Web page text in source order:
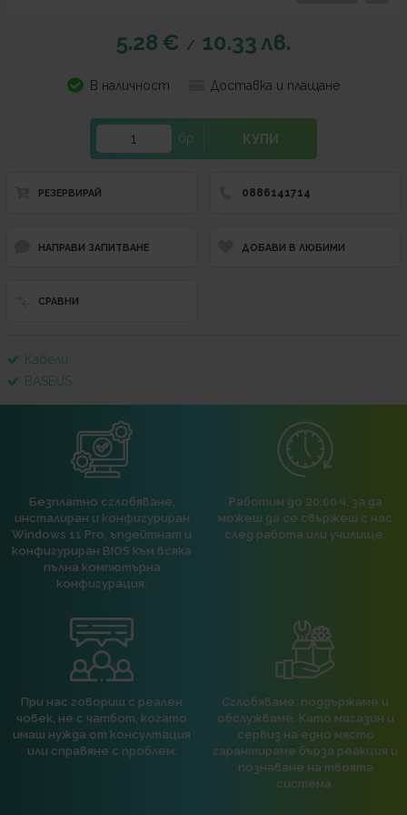
5.28 € / 10.33лв.
В наличност Доставка и плащане
бр. КУПИ
РЕЗЕРВИРАЙ 0886141714
НАПРАВИ ЗАПИТВАНЕ ДОБАВИ В ЛЮБИМИ
СРАВНИ
Кабели
BASEUS
Безплатно сглобяване,
инсталиран и конфигуриран
Windows 11 Pro, ъпдейтнат и
конфигуриран BIOS към всяка
пълна компютърна
конфигурация.
Работим до 20:00 ч, за да
можеш да се свържеш с нас
след работа или училище.
При нас говориш с реален
човек, не с чатбот, когато
имаш нужда от консултация
или справяне с проблем.
Сглобяваме, поддържаме и
обслужваме. Като магазин и
сервиз на едно място
гарантираме бърза реакция и
познаване на твоята
система.